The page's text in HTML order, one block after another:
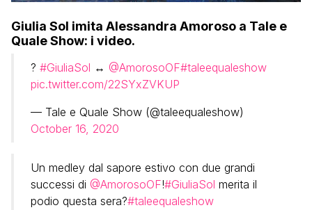
Giulia Sol imita Alessandra Amoroso a Tale e
Quale Show: i video.
? #GiuliaSol ↔ @AmorosoOF#taleequaleshow
pic.twitter.com/22SYxZVKUP
— Tale e Quale Show (@taleequaleshow)
October 16, 2020
Un medley dal sapore estivo con due grandi
successi di @AmorosoOF!#GiuliaSol merita il
podio questa sera?#taleequaleshow